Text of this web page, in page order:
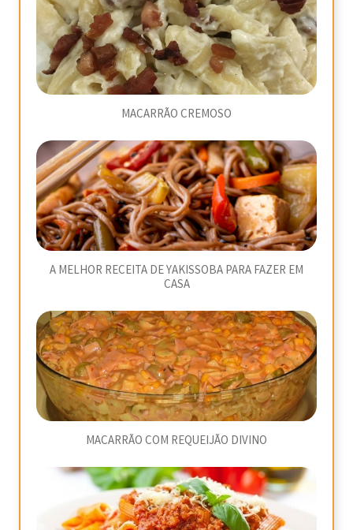
MACARRÃO CREMOSO
A MELHOR RECEITA DE YAKISSOBA PARA FAZER EM
CASA
MACARRÃO COM REQUEIJÃO DIVINO